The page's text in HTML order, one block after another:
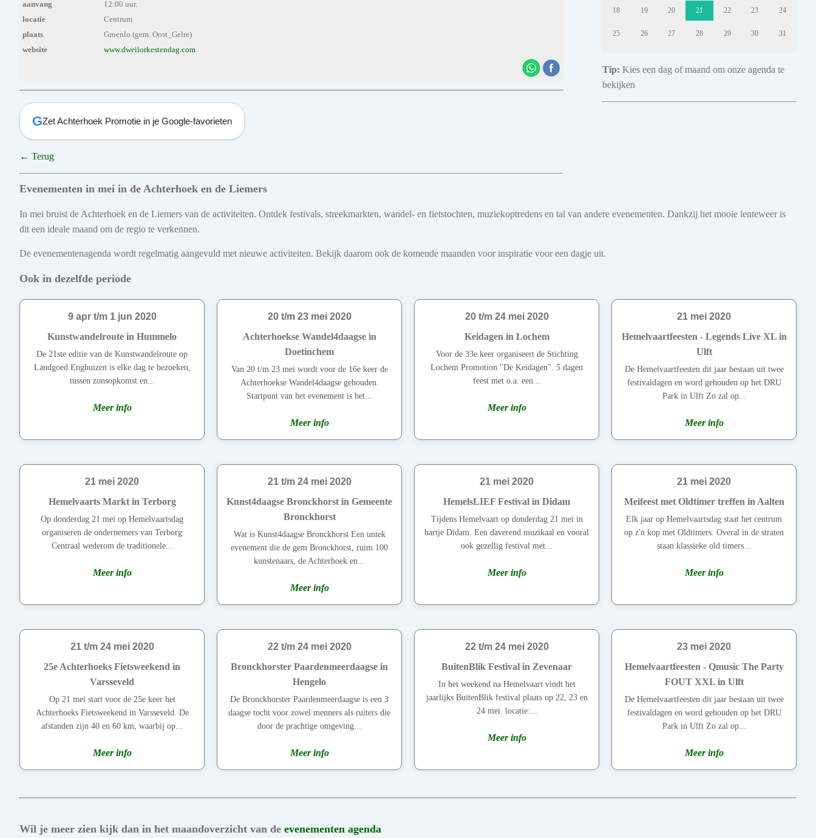
aanvang
12:00 uur.
locatie
Centrum
plaats
Groenlo (gem. Oost_Gelre)
website
www.dweilorkestendag.com
GZet Achterhoek Promotie in je Google-favorieten
← Terug
18 19 20 21 22 23 24
25 26 27 28 29 30 31
Tip: Kies een dag of maand om onze agenda te
bekijken
Evenementen in mei in de Achterhoek en de Liemers
In mei bruist de Achterhoek en de Liemers van de activiteiten. Ontdek festivals, streekmarkten, wandel- en fietstochten, muziekoptredens en tal van andere evenementen. Dankzij het mooie lenteweer is
dit een ideale maand om de regio te verkennen.
De evenementenagenda wordt regelmatig aangevuld met nieuwe activiteiten. Bekijk daarom ook de komende maanden voor inspiratie voor een dagje uit.
Ook in dezelfde periode
9 apr t/m 1 jun 2020
Kunstwandelroute in Hummelo
De 21ste editie van de Kunstwandelroute op
Landgoed Enghuizen is elke dag te bezoeken,
tussen zonsopkomst en...
Meer info
20 t/m 23 mei 2020
Achterhoekse Wandel4daagse in
Doetinchem
Van 20 t/m 23 mei wordt voor de 16e keer de
Achterhoekse Wandel4daagse gehouden.
Startpunt van het evenement is het...
Meer info
20 t/m 24 mei 2020
Keidagen in Lochem
Voor de 33e keer organiseert de Stichting
Lochem Promotion "De Keidagen". 5 dagen
feest met o.a. een...
Meer info
21 mei 2020
Hemelvaartfeesten - Legends Live XL in
Ulft
De Hemelvaartfeesten dit jaar bestaan uit twee
festivaldagen en word gehouden op het DRU
Park in Ulft Zo zal op...
Meer info
21 mei 2020
Hemelvaarts Markt in Terborg
Op donderdag 21 mei op Hemelvaartsdag
organiseren de ondernemers van Terborg
Centraal wederom de traditionele...
Meer info
21 t/m 24 mei 2020
Kunst4daagse Bronckhorst in Gemeente
Bronckhorst
Wat is Kunst4daagse Bronckhorst Een uniek
evenement die de gem Bronckhorst, ruim 100
kunstenaars, de Achterhoek en...
Meer info
21 mei 2020
HemelsLIEF Festival in Didam
Tijdens Hemelvaart op donderdag 21 mei in
hartje Didam. Een daverend muzikaal en vooral
ook gezellig festival met...
Meer info
21 mei 2020
Meifeest met Oldtimer treffen in Aalten
Elk jaar op Hemelvaartsdag staat het centrum
op z'n kop met Oldtimers. Overal in de straten
staan klassieke old timers...
Meer info
21 t/m 24 mei 2020
25e Achterhoeks Fietsweekend in
Varsseveld
Op 21 mei start voor de 25e keer het
Achterhoeks Fietsweekend in Varsseveld. De
afstanden zijn 40 en 60 km, waarbij op...
Meer info
22 t/m 24 mei 2020
Bronckhorster Paardenmeerdaagse in
Hengelo
De Bronckhorster Paardenmeerdaagse is een 3
daagse tocht voor zowel menners als ruiters die
door de prachtige omgeving...
Meer info
22 t/m 24 mei 2020
BuitenBlik Festival in Zevenaar
In het weekend na Hemelvaart vindt het
jaarlijks BuitenBlik festival plaats op 22, 23 en
24 mei. locatie:...
Meer info
23 mei 2020
Hemelvaartfeesten - Qmusic The Party
FOUT XXL in Ulft
De Hemelvaartfeesten dit jaar bestaan uit twee
festivaldagen en word gehouden op het DRU
Park in Ulft Zo zal op...
Meer info
Wil je meer zien kijk dan in het maandoverzicht van de evenementen agenda